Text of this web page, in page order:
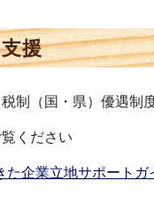
援
制（国・県）優遇制
ください
企業立地サポートガ